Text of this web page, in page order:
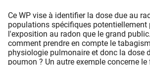
Ce WP vise à identifier la dose due au
populations spécifiques potentiellement
l'exposition au radon que le grand
comment prendre en compte le
physiologie pulmonaire et donc la dose
poumon ? Un autre exemple concerne